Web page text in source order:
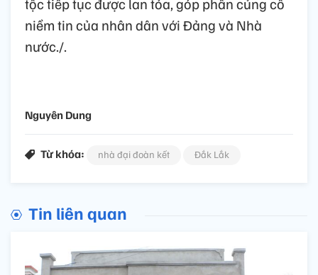
tộc tiếp tục được lan tỏa, góp phần củng cố
niềm tin của nhân dân với Đảng và Nhà
nước./.
Nguyên Dung
Từ khóa: nhà đại đoàn kết Đắk Lắk
Tin liên quan